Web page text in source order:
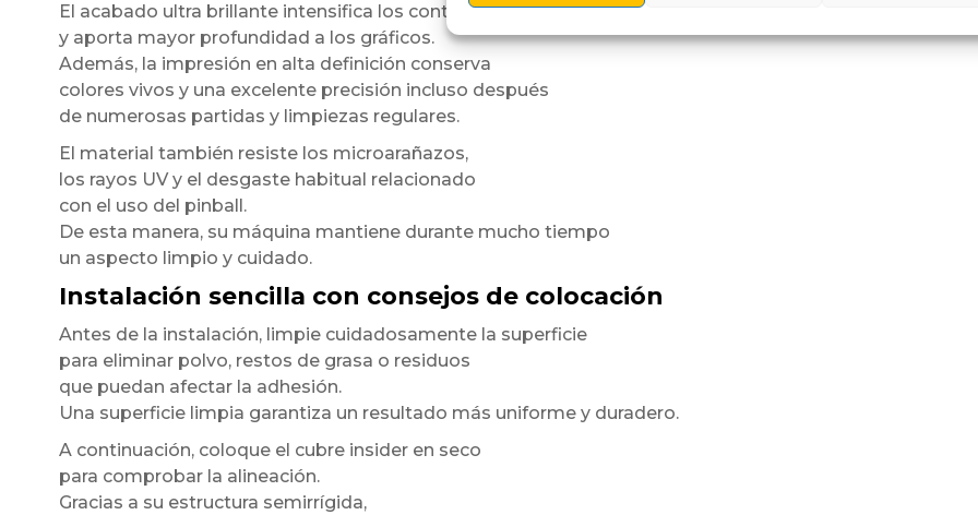
El acabado ultra brillante intensifica los contrastes
y aporta mayor profundidad a los gráficos.
Además, la impresión en alta definición conserva
colores vivos y una excelente precisión incluso después
de numerosas partidas y limpiezas regulares.
El material también resiste los microarañazos,
los rayos UV y el desgaste habitual relacionado
con el uso del pinball.
De esta manera, su máquina mantiene durante mucho tiempo
un aspecto limpio y cuidado.
Instalación sencilla con consejos de colocación
Antes de la instalación, limpie cuidadosamente la superficie
para eliminar polvo, restos de grasa o residuos
que puedan afectar la adhesión.
Una superficie limpia garantiza un resultado más uniforme y duradero.
A continuación, coloque el cubre insider en seco
para comprobar la alineación.
Gracias a su estructura semirrígida,